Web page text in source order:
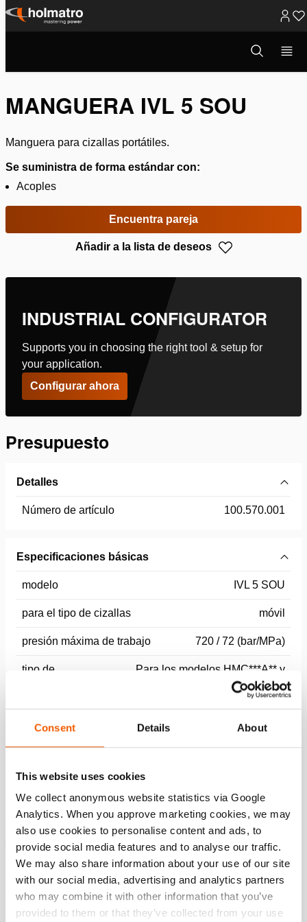
Consent Details About
This website uses cookies
We collect anonymous website statistics via Google
Analytics. When you approve marketing cookies, we may
also use cookies to personalise content and ads, to
provide social media features and to analyse our traffic.
We may also share information about your use of our site
with our social media, advertising and analytics partners
who may combine it with other information that you’ve
provided to them or that they’ve collected from your use
Ir
Abrir
ventana
de
/
MANGUERA IVL 5 SOU
Manguera para cizallas portátiles.
Se suministra de forma estándar con:
Acoples
Encuentra pareja
Añadir a la lista de deseos
INDUSTRIAL CONFIGURATOR
Supports you in choosing the right tool & setup for
your application.
Configurar ahora
Presupuesto
Detalles
Número de artículo 100.570.001
Especificaciones básicas
modelo IVL 5 SOU
para el tipo de cizallas móvil
presión máxima de trabajo 720 / 72 (bar/MPa)
tipo de
Para los modelos HMC***A** y
HSC200STG40.
Especificaciones generales
Características
Resorte antidobleces en ambos extremos
4:1 factor de seguridad
Descargas